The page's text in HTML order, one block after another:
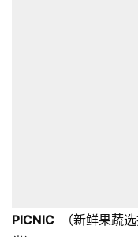
PICNIC
（新鲜果蔬